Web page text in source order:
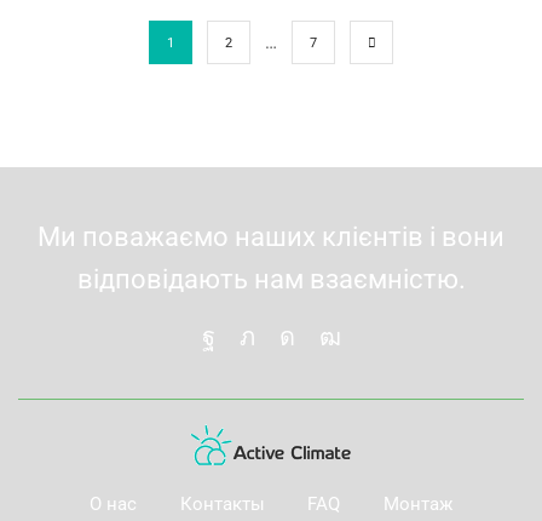
1 2 … 7
Ми поважаємо наших клієнтів і вони
відповідають нам взаємністю.
О нас Контакты FAQ Монтаж